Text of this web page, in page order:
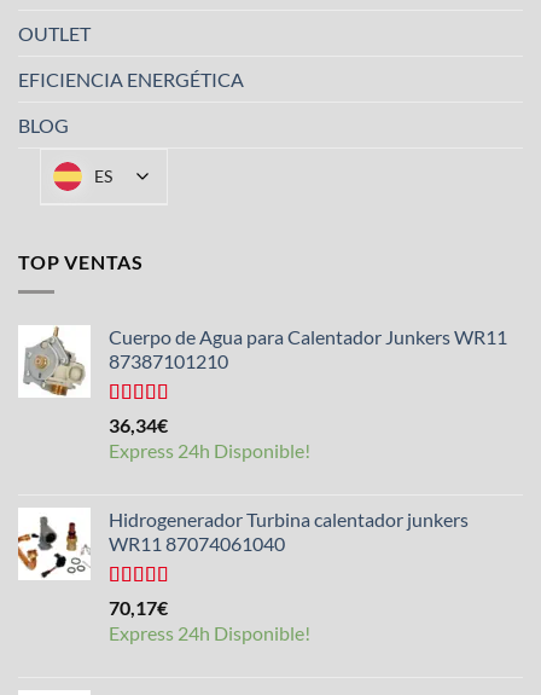
OUTLET
EFICIENCIA ENERGÉTICA
BLOG
ES
TOP VENTAS
Cuerpo de Agua para Calentador Junkers WR11
87387101210
Valorado
con
de 5
36,34€
Express 24h Disponible!
Hidrogenerador Turbina calentador junkers
WR11 87074061040
Valorado
con
de
5
70,17€
Express 24h Disponible!